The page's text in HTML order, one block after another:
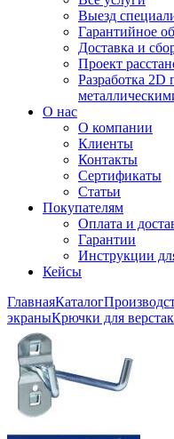
Выезд
Гарантийное
Доставка и
Проект
Разработка
О нас
О компании
Клиенты
Контакты
Сертификаты
Статьи
Покупателям
Оплата и
Гарантии
Инструкции
Кейсы
ГлавнаяКаталог
экраныКрючки для